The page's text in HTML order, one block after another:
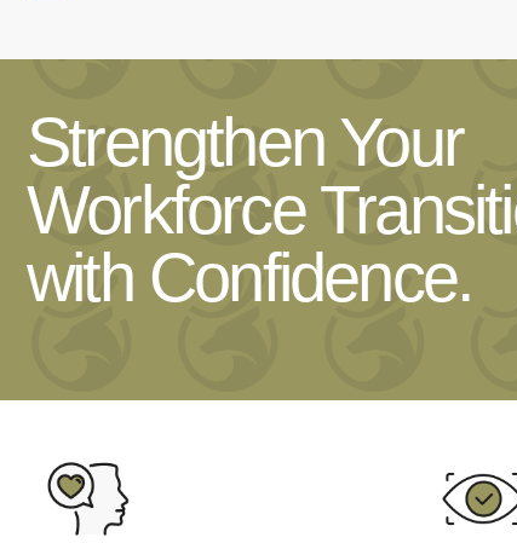
Strengthen Your
Workforce
with Confidence.